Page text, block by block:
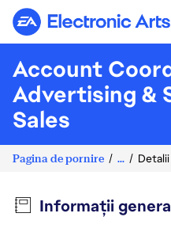
Electronic Arts
Account
Advertising &
Sales
Pagina de pornire ...
Informații